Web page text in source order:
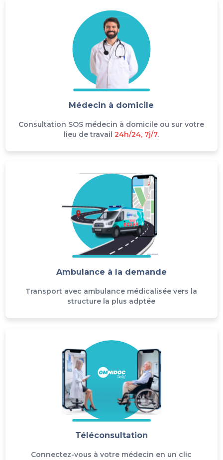
Médecin à domicile
Consultation SOS médecin à domicile ou sur votre
lieu de travail 24h/24, 7j/7.
Ambulance à la demande
Transport avec ambulance médicalisée vers la
structure la plus adptée
Téléconsultation
Connectez-vous à votre médecin en un clic